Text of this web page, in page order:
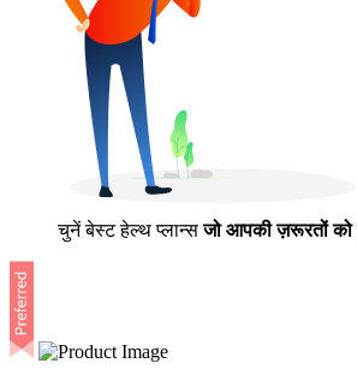
चुनें बेस्ट हेल्थ प्लान्सजो आपकी ज़रूरतों को